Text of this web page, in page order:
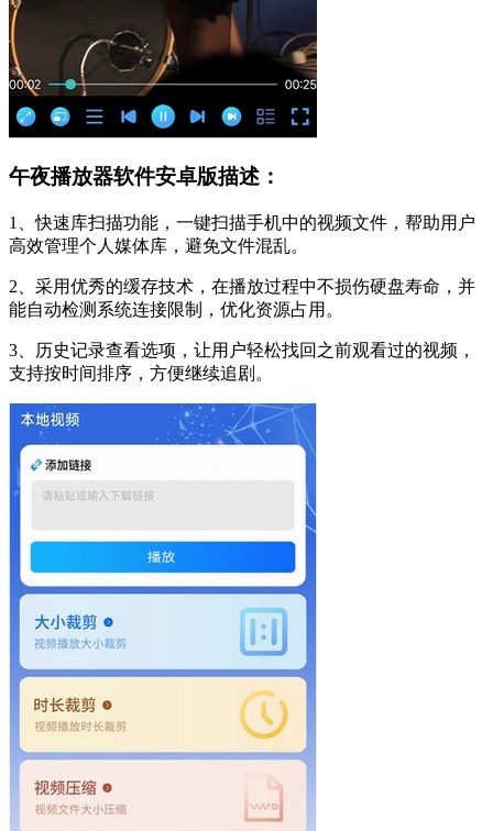
午夜播放器软件安卓版描述：
1、快速库扫描功能，一键扫描手机中的视频文件，帮助用户
高效管理个人媒体库，避免文件混乱。
2、采用优秀的缓存技术，在播放过程中不损伤硬盘寿命，并
能自动检测系统连接限制，优化资源占用。
3、历史记录查看选项，让用户轻松找回之前观看过的视频，
支持按时间排序，方便继续追剧。